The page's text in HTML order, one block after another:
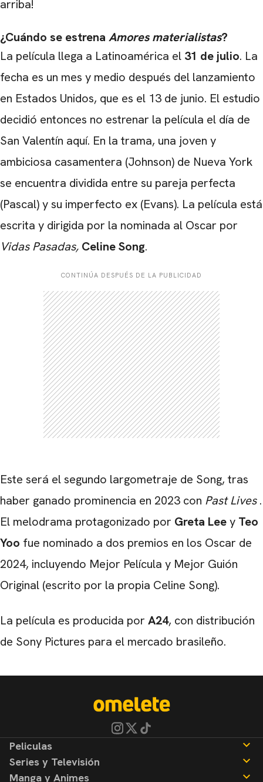
arriba!
¿Cuándo se estrena Amores materialistas?
La película llega a Latinoamérica el 31 de julio. La
fecha es un mes y medio después del lanzamiento
en Estados Unidos, que es el 13 de junio. El estudio
decidió entonces no estrenar la película el día de
San Valentín aquí. En la trama, una joven y
ambiciosa casamentera (Johnson) de Nueva York
se encuentra dividida entre su pareja perfecta
(Pascal) y su imperfecto ex (Evans). La película está
escrita y dirigida por la nominada al Oscar por
Vidas Pasadas, Celine Song.
CONTINÚA DESPUÉS DE LA PUBLICIDAD
Este será el segundo largometraje de Song, tras
haber ganado prominencia en 2023 con Past Lives.
El melodrama protagonizado por Greta Leey Teo
Yoo fue nominado a dos premios en los Oscar de
2024, incluyendo Mejor Película y Mejor Guión
Original (escrito por la propia Celine Song).
La película es producida por A24, con distribución
de Sony Pictures para el mercado brasileño.
Peliculas
Noticias
Series y Televisión
Manga y Animes